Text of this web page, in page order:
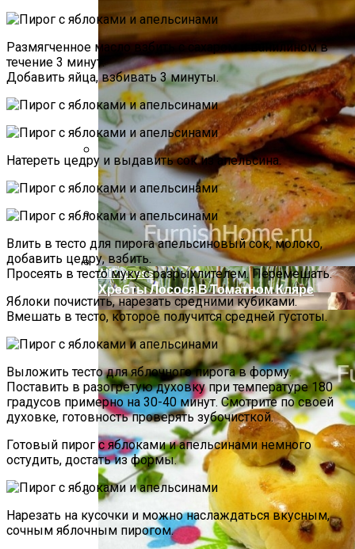
Компактно, Красиво, Удобно: 7
Нестандартных Идей Для Хранения
Обуви
Какие Растения Сажать Для Удачи,
Любви И Богатства
Аппаратная Домашняя Косметология С
Помощью Гаджетов: Что Купить На
AliExpress
Хребты Лосося В Томатном Кляре
Размягченное масло взбить с сахаром и ванилином в
течение 3 минут.
Добавить яйца, взбивать 3 минуты.
Натереть цедру и выдавить сок из апельсина.
Влить в тесто для пирога апельсиновый сок, молоко,
добавить цедру, взбить.
Просеять в тесто муку с разрыхлителем. Перемешать.
Яблоки почистить, нарезать средними кубиками.
Вмешать в тесто, которое получится средней густоты.
Выложить тесто для яблочного пирога в форму.
Поставить в разогретую духовку при температуре 180
градусов примерно на 30-40 минут. Смотрите по своей
духовке, готовность проверять зубочисткой.
Готовый пирог с яблоками и апельсинами немного
остудить, достать из формы.
Нарезать на кусочки и можно наслаждаться вкусным,
сочным яблочным пирогом.